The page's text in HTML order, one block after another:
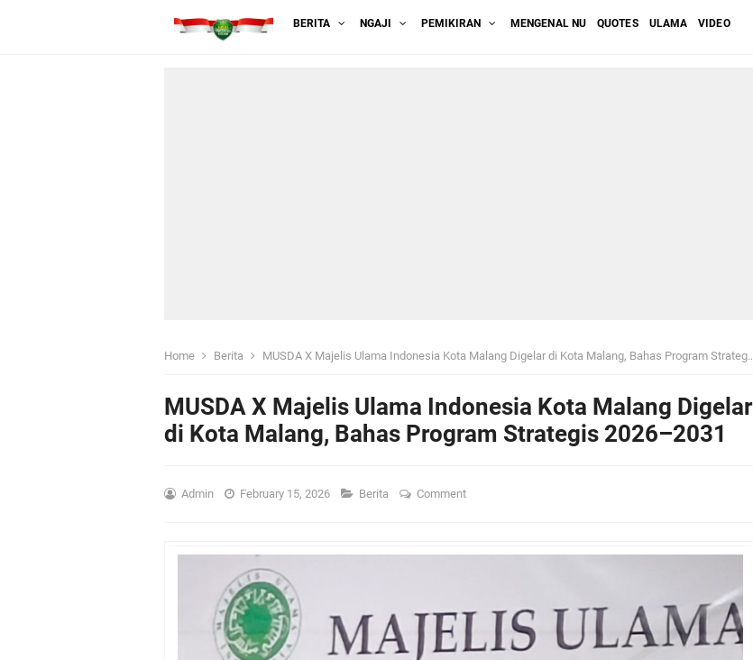
BERITA NGAJI PEMIKIRAN MENGENAL NU QUOTES ULAMA VIDEO
Home Berita MUSDA X Majelis Ulama Indonesia Kota Malang Digelar di Kota Malang, Bahas Program Strategis 2026–2031
MUSDA X Majelis Ulama Indonesia Kota Malang Digelar
di Kota Malang, Bahas Program Strategis 2026–2031
Admin February 15, 2026 Berita Comment